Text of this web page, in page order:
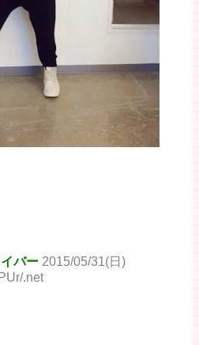
バー 2015/05/31(日)
.net